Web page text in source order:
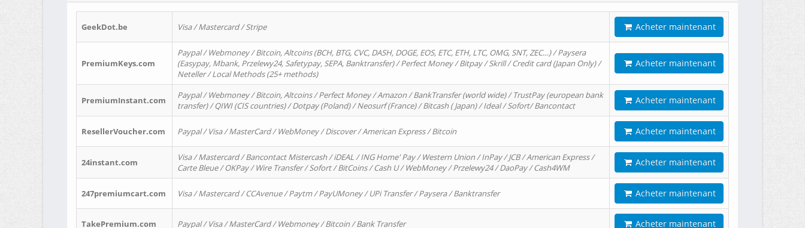
GeekDot.be Visa / Mastercard / Stripe Acheter maintenant
PremiumKeys.com
Paypal / Webmoney / Bitcoin, Altcoins (BCH, BTG, CVC, DASH, DOGE, EOS, ETC, ETH, LTC, OMG, SNT, ZEC…) / Paysera
(Easypay, Mbank, Przelewy24, Safetypay, SEPA, Banktransfer) / Perfect Money / Bitpay / Skrill / Credit card (Japan Only) /
Neteller / Local Methods (25+ methods)
Acheter maintenant
PremiumInstant.com
Paypal / Webmoney / Bitcoin, Altcoins / Perfect Money / Amazon / BankTransfer (world wide) / TrustPay (european bank
transfer) / QIWI (CIS countries) / Dotpay (Poland) / Neosurf (France) / Bitcash ( Japan) / Ideal / Sofort/ Bancontact
Acheter maintenant
ResellerVoucher.com Paypal / Visa / MasterCard / WebMoney / Discover / American Express / Bitcoin Acheter maintenant
24instant.com
Visa / Mastercard / Bancontact Mistercash / iDEAL / ING Home' Pay / Western Union / InPay / JCB / American Express /
Carte Bleue / OKPay / Wire Transfer / Sofort / BitCoins / Cash U / WebMoney / Przelewy24 / DaoPay / Cash4WM
Acheter maintenant
247premiumcart.com Visa / Mastercard / CCAvenue / Paytm / PayUMoney / UPi Transfer / Paysera / Banktransfer Acheter maintenant
TakePremium.com Paypal / Visa / MasterCard / Webmoney / Bitcoin / Bank Transfer Acheter maintenant